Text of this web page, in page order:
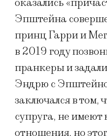
оказались
Эпштейна
принц Гарри и
в 2019 году
пранкеры и
Эндрю с
заключался в том,
супруга, не имеют
отношения, но